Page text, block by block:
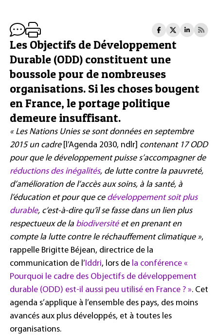
Les Objectifs de Développement
Durable (ODD) constituent une
boussole pour de nombreuses
organisations. Si les choses bougent
en France, le portage politique
demeure insuffisant.
« Les Nations Unies se sont données en septembre
2015 un cadre [l’Agenda 2030, ndlr] contenant 17 ODD
pour que le développement puisse s’accompagner de
réductions des inégalités, de lutte contre la pauvreté,
d’amélioration de l’accès aux soins, à la santé, à
l’éducation et pour que ce développement soit plus
durable, c’est-à-dire qu’il se fasse dans un lien plus
respectueux de la biodiversitéet en prenant en
compte la lutte contre le réchauffement climatique »,
rappelle Brigitte Béjean, directrice de la
communication de l’Iddri, lors de la conférence «
Pourquoi le cadre des Objectifs de développement
durable (ODD) est-il aussi peu utilisé en France ? ». Cet
agenda s’applique à l’ensemble des pays, des moins
avancés aux plus développés, et à toutes les
organisations.